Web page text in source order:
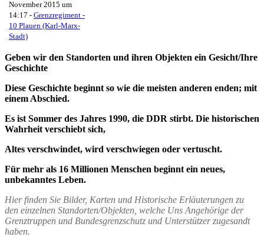
November 2015 um
14:17 - Grenzregiment -
10 Plauen (Karl-Marx-
Stadt)
Geben wir den Standorten und ihren Objekten ein Gesicht/Ihre
Geschichte
Diese Geschichte beginnt so wie die meisten anderen enden; mit
einem Abschied.
Es ist Sommer des Jahres 1990, die DDR stirbt. Die historischen
Wahrheit verschiebt sich,
Altes verschwindet, wird verschwiegen oder vertuscht.
Für mehr als 16 Millionen Menschen beginnt ein neues,
unbekanntes Leben.
Hier finden Sie Bilder, Karten und Historische Erläuterungen zu
den einzelnen Standorten/Objekten, welche Uns Angehörige der
Grenztruppen und Bundesgrenzschutz und Unterstützer zugesandt
haben.